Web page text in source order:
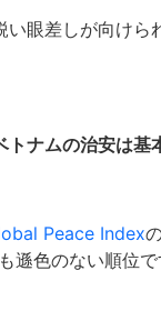
眼差しが向け
トナムの治安は基
Peace Index
遜色のない順位で